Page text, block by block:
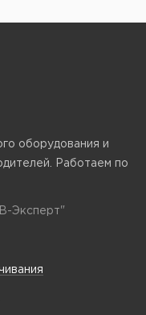
оборудования и
Работаем по
Эксперт"